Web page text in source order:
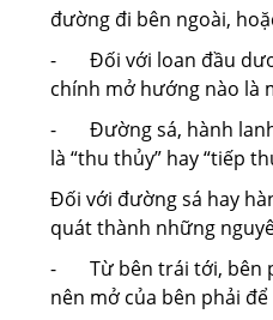
đường đi bên ngoài,
- Đối với loan đầu
chính mở hướng nào là
- Đường sá, hành lanh
là “thu thủy” hay “tiếp
Đối với đường sá hay
quát thành những
- Từ bên trái tới, bên
nên mở của bên phải